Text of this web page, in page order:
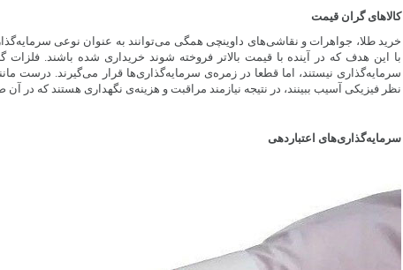
کالاهای گران قیمت
خرید طلا، جواهرات و نقاشی‌های داوینچی همگی می‌توانند به عنوان نوعی
با این هدف که در آینده با قیمت بالاتر فروخته شوند خریداری شده باشند. فلزات
سرمایه‌گذاری نیستند، اما قطعا در زمره‌ی سرمایه‌گذاری‌ها قرار می‌گیرند. درست
نظر فیزیکی آسیب ببینند، در نتیجه نیازمند مراقبت و هزینه‌ی نگهداری هستند که
سرمایه‌گذاری‌های اعتباردهی